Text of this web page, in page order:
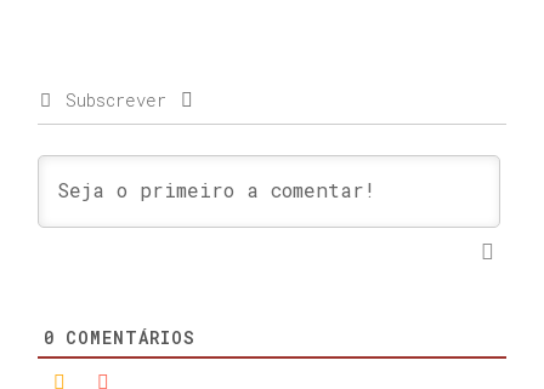
Subscrever
0 COMENTÁRIOS